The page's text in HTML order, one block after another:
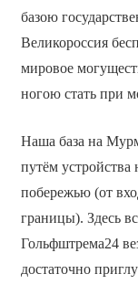
базою
Великороссия
мировое
ногою стать при
Наша база на
путём
побережью (от
границы). Здесь
Гольфштрема24
достаточно